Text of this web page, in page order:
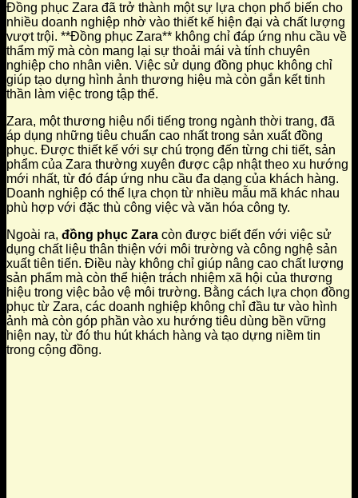
Đồng phục Zara đã trở thành một sự lựa chọn phổ biến cho
nhiều doanh nghiệp nhờ vào thiết kế hiện đại và chất lượng
vượt trội. **Đồng phục Zara** không chỉ đáp ứng nhu cầu về
thẩm mỹ mà còn mang lại sự thoải mái và tính chuyên
nghiệp cho nhân viên. Việc sử dụng đồng phục không chỉ
giúp tạo dựng hình ảnh thương hiệu mà còn gắn kết tinh
thần làm việc trong tập thể.
Zara, một thương hiệu nổi tiếng trong ngành thời trang, đã
áp dụng những tiêu chuẩn cao nhất trong sản xuất đồng
phục. Được thiết kế với sự chú trọng đến từng chi tiết, sản
phẩm của Zara thường xuyên được cập nhật theo xu hướng
mới nhất, từ đó đáp ứng nhu cầu đa dạng của khách hàng.
Doanh nghiệp có thể lựa chọn từ nhiều mẫu mã khác nhau
phù hợp với đặc thù công việc và văn hóa công ty.
Ngoài ra, đồng phục Zara còn được biết đến với việc sử
dụng chất liệu thân thiện với môi trường và công nghệ sản
xuất tiên tiến. Điều này không chỉ giúp nâng cao chất lượng
sản phẩm mà còn thể hiện trách nhiệm xã hội của thương
hiệu trong việc bảo vệ môi trường. Bằng cách lựa chọn đồng
phục từ Zara, các doanh nghiệp không chỉ đầu tư vào hình
ảnh mà còn góp phần vào xu hướng tiêu dùng bền vững
hiện nay, từ đó thu hút khách hàng và tạo dựng niềm tin
trong cộng đồng.